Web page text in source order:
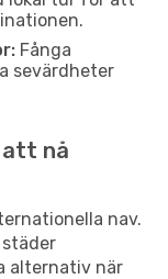
Fånga
sevärdheter
nå
nav.
alternativ när